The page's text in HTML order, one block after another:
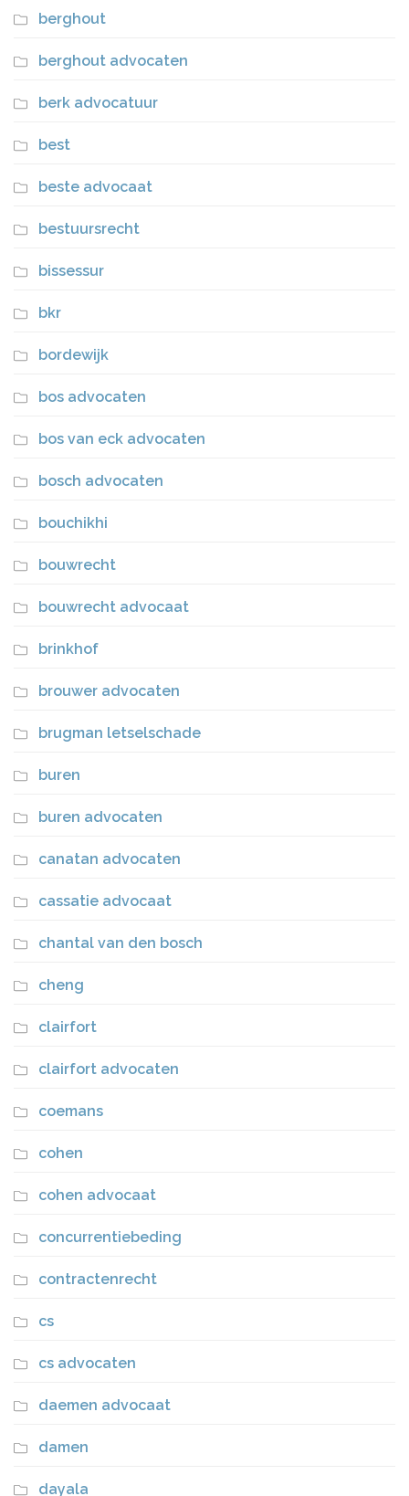
berghout
berghout advocaten
berk advocatuur
best
beste advocaat
bestuursrecht
bissessur
bkr
bordewijk
bos advocaten
bos van eck advocaten
bosch advocaten
bouchikhi
bouwrecht
bouwrecht advocaat
brinkhof
brouwer advocaten
brugman letselschade
buren
buren advocaten
canatan advocaten
cassatie advocaat
chantal van den bosch
cheng
clairfort
clairfort advocaten
coemans
cohen
cohen advocaat
concurrentiebeding
contractenrecht
cs
cs advocaten
daemen advocaat
damen
dayala